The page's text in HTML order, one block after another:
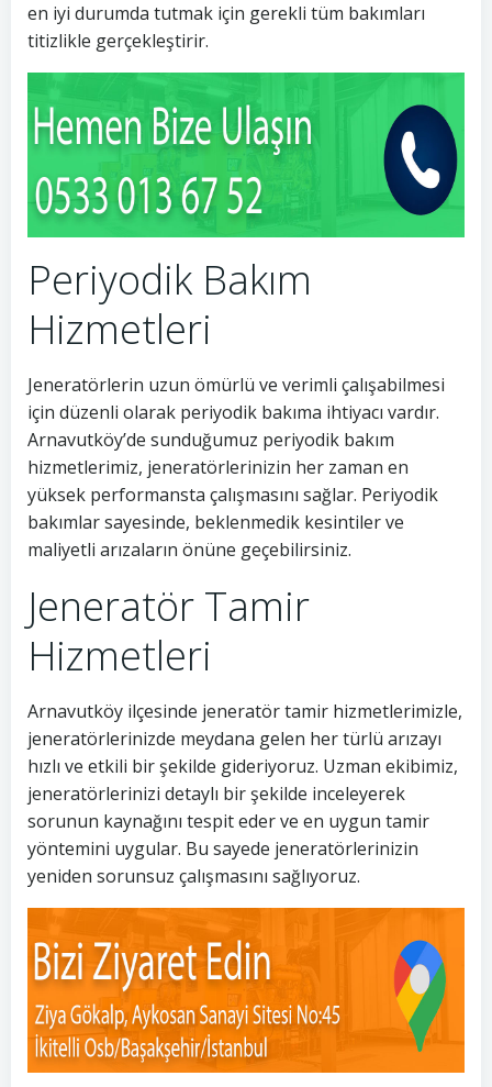
en iyi durumda tutmak için gerekli tüm bakımları
titizlikle gerçekleştirir.
Periyodik Bakım
Hizmetleri
Jeneratörlerin uzun ömürlü ve verimli çalışabilmesi
için düzenli olarak periyodik bakıma ihtiyacı vardır.
Arnavutköy’de sunduğumuz periyodik bakım
hizmetlerimiz, jeneratörlerinizin her zaman en
yüksek performansta çalışmasını sağlar. Periyodik
bakımlar sayesinde, beklenmedik kesintiler ve
maliyetli arızaların önüne geçebilirsiniz.
Jeneratör Tamir
Hizmetleri
Arnavutköy ilçesinde jeneratör tamir hizmetlerimizle,
jeneratörlerinizde meydana gelen her türlü arızayı
hızlı ve etkili bir şekilde gideriyoruz. Uzman ekibimiz,
jeneratörlerinizi detaylı bir şekilde inceleyerek
sorunun kaynağını tespit eder ve en uygun tamir
yöntemini uygular. Bu sayede jeneratörlerinizin
yeniden sorunsuz çalışmasını sağlıyoruz.